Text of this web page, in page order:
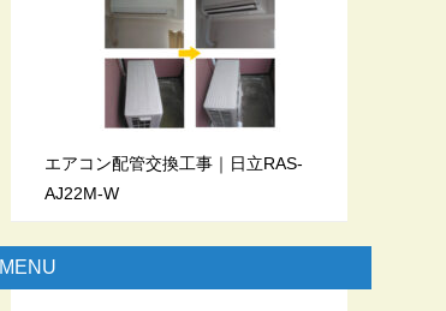
エアコン配管交換工事｜日立RAS-
AJ22M-W
MENU